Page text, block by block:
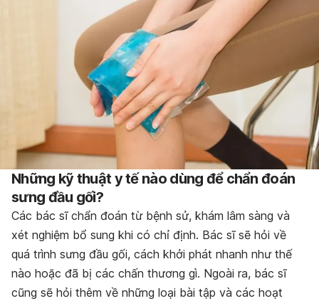
Những kỹ thuật y tế nào dùng để chẩn đoán
sưng đầu gối?
Các bác sĩ chẩn đoán từ bệnh sử, khám lâm sàng và
xét nghiệm bổ sung khi có chỉ định. Bác sĩ sẽ hỏi về
quá trình sưng đầu gối, cách khởi phát nhanh như thế
nào hoặc đã bị các chấn thương gì. Ngoài ra, bác sĩ
cũng sẽ hỏi thêm về những loại bài tập và các hoạt